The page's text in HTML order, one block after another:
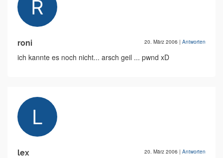
roni 20. März 2006 | Antworten
ich kannte es noch nicht... arsch geil ... pwnd xD
lex 20. März 2006 | Antworten